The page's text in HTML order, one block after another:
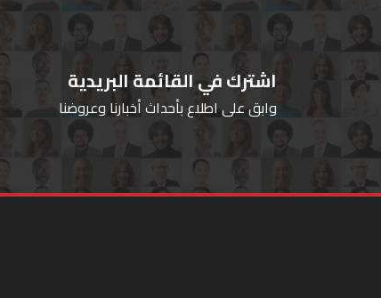
اشترك في القائمة البريدية
وابق على اطلاع بأحداث أخبارنا وعروضنا